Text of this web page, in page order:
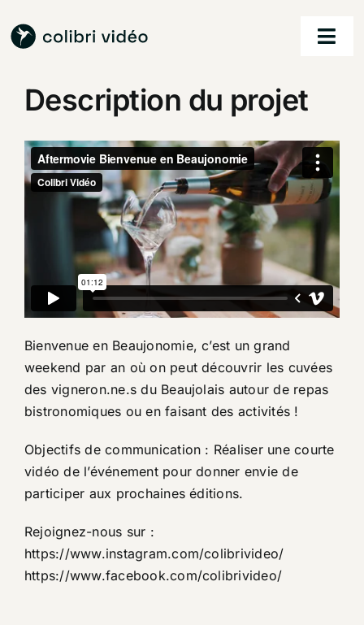
au
contenu
accueil
nos services
nos réalisations
à propos
contact
Description du projet
Bienvenue en Beaujonomie, c’est un grand
weekend par an où on peut découvrir les cuvées
des vigneron.ne.s du Beaujolais autour de repas
bistronomiques ou en faisant des activités !
Objectifs de communication : Réaliser une courte
vidéo de l’événement pour donner envie de
participer aux prochaines éditions.
Rejoignez-nous sur :
https://www.instagram.com/colibrivideo/
https://www.facebook.com/colibrivideo/